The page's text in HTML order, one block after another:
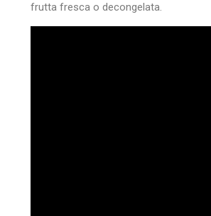
frutta fresca o decongelata.